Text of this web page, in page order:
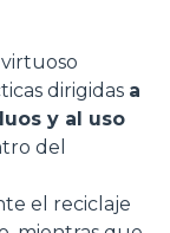
dirigidas a
y al uso
del
el reciclaje